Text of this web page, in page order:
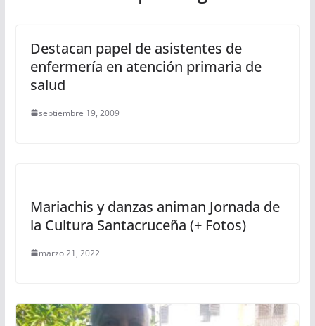
Destacan papel de asistentes de
enfermería en atención primaria de
salud
septiembre 19, 2009
Mariachis y danzas animan Jornada de
la Cultura Santacruceña (+ Fotos)
marzo 21, 2022